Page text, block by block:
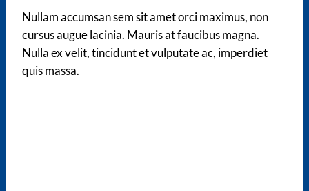
Nullam accumsan sem sit amet orci maximus, non
cursus augue lacinia. Mauris at faucibus magna.
Nulla ex velit, tincidunt et vulputate ac, imperdiet
quis massa.